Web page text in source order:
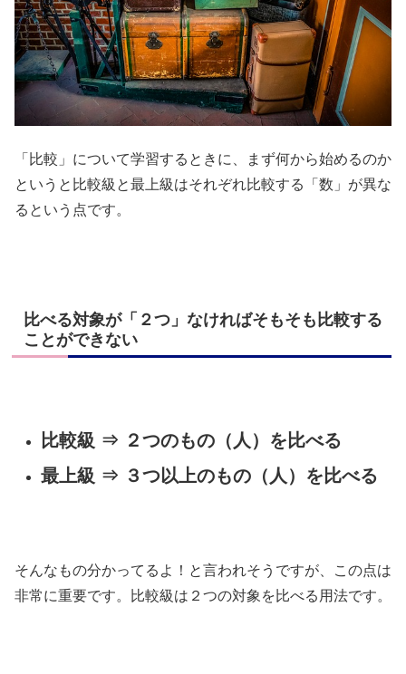
「比較」について学習するときに、まず何から始めるのか
というと比較級と最上級はそれぞれ比較する「数」が異な
るという点です。
比べる対象が「２つ」なければそもそも比較する
ことができない
比較級 ⇒ ２つのもの（人）を比べる
最上級 ⇒ ３つ以上のもの（人）を比べる
そんなもの分かってるよ！と言われそうですが、この点は
非常に重要です。比較級は２つの対象を比べる用法です。